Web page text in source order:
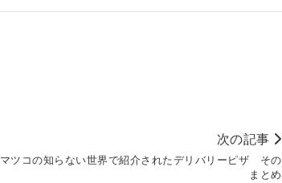
次の記事
マツコの知らない世界で紹介されたデリバリーピザ その
まとめ